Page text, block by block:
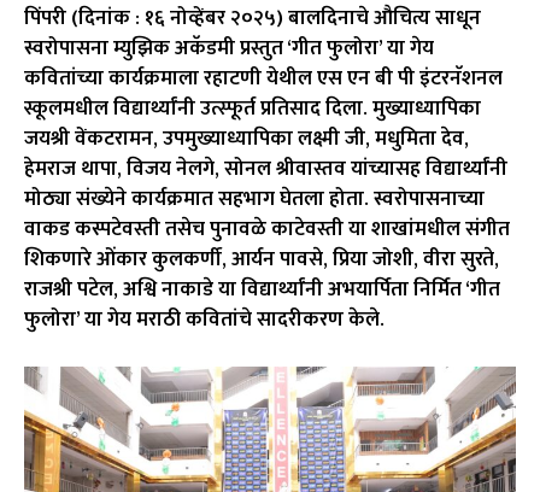
पिंपरी (दिनांक : १६ नोव्हेंबर २०२५) बालदिनाचे औचित्य साधून
स्वरोपासना म्युझिक अकॅडमी प्रस्तुत ‘गीत फुलोरा’ या गेय
कवितांच्या कार्यक्रमाला रहाटणी येथील एस एन बी पी इंटरनॅशनल
स्कूलमधील विद्यार्थ्यांनी उत्स्फूर्त प्रतिसाद दिला. मुख्याध्यापिका
जयश्री वेंकटरामन, उपमुख्याध्यापिका लक्ष्मी जी, मधुमिता देव,
हेमराज थापा, विजय नेलगे, सोनल श्रीवास्तव यांच्यासह विद्यार्थ्यांनी
मोठ्या संख्येने कार्यक्रमात सहभाग घेतला होता. स्वरोपासनाच्या
वाकड कस्पटेवस्ती तसेच पुनावळे काटेवस्ती या शाखांमधील संगीत
शिकणारे ओंकार कुलकर्णी, आर्यन पावसे, प्रिया जोशी, वीरा सुरते,
राजश्री पटेल, अश्वि नाकाडे या विद्यार्थ्यांनी अभयार्पिता निर्मित ‘गीत
फुलोरा’ या गेय मराठी कवितांचे सादरीकरण केले.